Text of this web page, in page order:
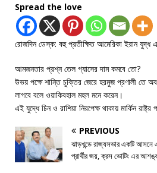
Spread the love
রোজদিন ডেস্ক: বহু প্রতীক্ষিত আমেরিকা ইরান যুদ্ধ
আমজনতার প্রশ্ন তেল গ্যাসের দাম কমবে তো?
উভয় পক্ষে শান্তি চুক্তির জেরে হরমুজ প্রণালী তে
লাগবে বলে ওয়াকিবহাল মহল মনে করেন।
এই যুদ্ধে চিন ও রাশিয়া নিরপেক্ষ থাকায় মার্কিন
PREVIOUS
ঝাড়খন্ডে রাজ্যসভার একটি আসনে
প্রার্থীর জয়, ক্রস ভোটিং এর